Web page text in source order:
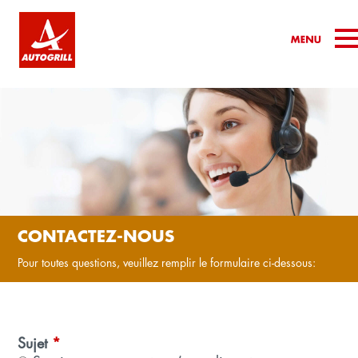
CONTACTEZ-NOUS
Pour toutes questions, veuillez remplir le formulaire ci-dessous:
Sujet *